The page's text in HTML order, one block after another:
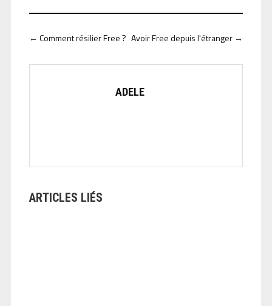
← Comment résilier Free ? Avoir Free depuis l'étranger →
ADELE
ARTICLES LIÉS